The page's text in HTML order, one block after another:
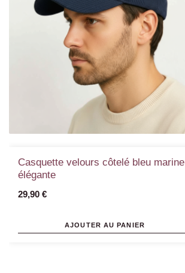
Casquette velours côtelé bleu marine
élégante
29,90 €
AJOUTER AU PANIER